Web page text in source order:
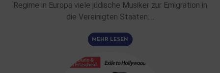
Regime in Europa viele jüdische Musiker zur Emigration in
die Vereinigten Staaten.…
MEHR LESEN